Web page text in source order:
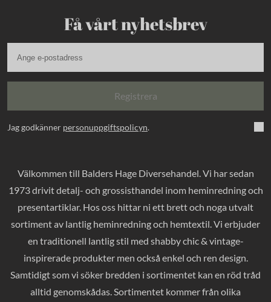
Få vårt nyhetsbrev
Registrera
Jag godkänner personuppgiftspolicyn.
Välkommen till Balders Hage Diversehandel. Vi har sedan
1973 drivit detalj- och grossisthandel inom heminredning och
presentartiklar. Hos oss hittar ni ett brett och noga utvalt
sortiment av lantlig heminredning och hemtextil. Vi erbjuder
en traditionell lantlig stil med shabby chic & vintage-
inspirerade produkter men också enkel och ren design.
Samtidigt som vi söker bredden i sortimentet kan en röd tråd
alltid genomskådas. Sortimentet kommer från olika